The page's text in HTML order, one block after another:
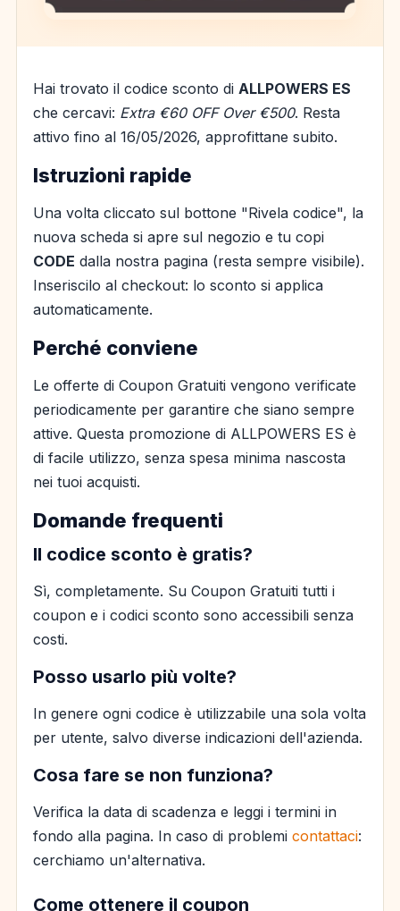
Hai trovato il codice sconto di ALLPOWERS ES
che cercavi: Extra €60 OFF Over €500. Resta
attivo fino al 16/05/2026, approfittane subito.
Istruzioni rapide
Una volta cliccato sul bottone "Rivela codice", la
nuova scheda si apre sul negozio e tu copi
CODE dalla nostra pagina (resta sempre visibile).
Inseriscilo al checkout: lo sconto si applica
automaticamente.
Perché conviene
Le offerte di Coupon Gratuiti vengono verificate
periodicamente per garantire che siano sempre
attive. Questa promozione di ALLPOWERS ES è
di facile utilizzo, senza spesa minima nascosta
nei tuoi acquisti.
Domande frequenti
Il codice sconto è gratis?
Sì, completamente. Su Coupon Gratuiti tutti i
coupon e i codici sconto sono accessibili senza
costi.
Posso usarlo più volte?
In genere ogni codice è utilizzabile una sola volta
per utente, salvo diverse indicazioni dell'azienda.
Cosa fare se non funziona?
Verifica la data di scadenza e leggi i termini in
fondo alla pagina. In caso di problemi contattaci:
cerchiamo un'alternativa.
Come ottenere il coupon